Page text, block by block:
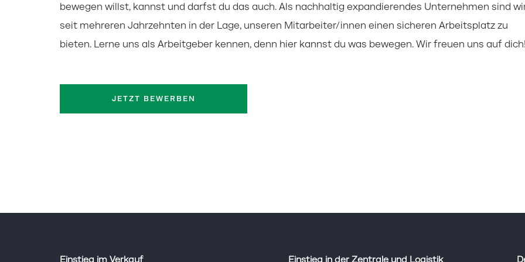
bewegen willst, kannst und darfst du das auch. Als nachhaltig expandierendes Unternehmen sind
seit mehreren Jahrzehnten in der Lage, unseren Mitarbeiter/innen einen sicheren Arbeitsplatz zu
bieten. Lerne uns als Arbeitgeber kennen, denn hier kannst du was bewegen. Wir freuen uns auf dich!
JETZT BEWERBEN